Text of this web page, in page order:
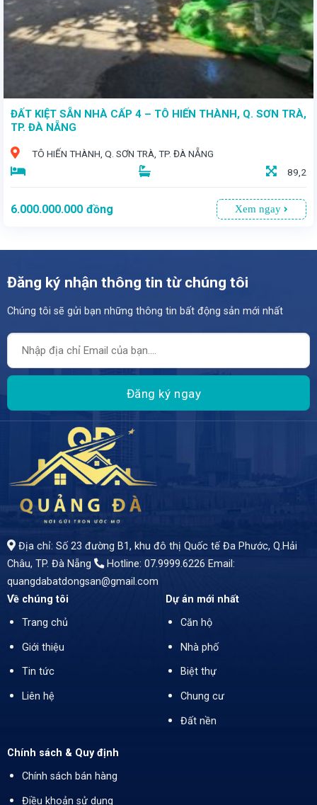
ĐẤT KIỆT SẴN NHÀ CẤP 4 – TÔ HIẾN THÀNH, Q. SƠN TRÀ,
TP. ĐÀ NẴNG
TÔ HIẾN THÀNH, Q. SƠN TRÀ, TP. ĐÀ NẴNG
89,2
6.000.000.000 đồng Xem ngay
Đăng ký nhận thông tin từ chúng tôi
Chúng tôi sẽ gửi bạn những thông tin bất động sản mới nhất
Địa chỉ: Số 23 đường B1, khu đô thị Quốc tế Đa Phước, Q.Hải
Châu, TP. Đà Nẵng
Hotline: 07.9999.6226 Email:
quangdabatdongsan@gmail.com
Về chúng tôi
Trang chủ
Giới thiệu
Tin tức
Liên hệ
Dự án mới nhất
Căn hộ
Nhà phố
Biệt thự
Chung cư
Đất nền
Chính sách & Quy định
Chính sách bán hàng
Điều khoản sử dụng